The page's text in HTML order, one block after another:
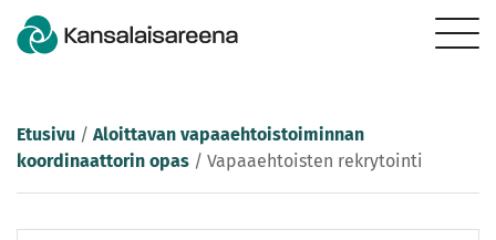
Etusivu / Aloittavan vapaaehtoistoiminnan
koordinaattorin opas / Vapaaehtoisten rekrytointi